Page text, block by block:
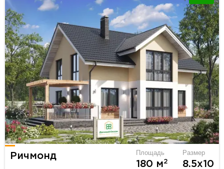
Ричмонд Площадь
180 м2
Размер
8.5х10